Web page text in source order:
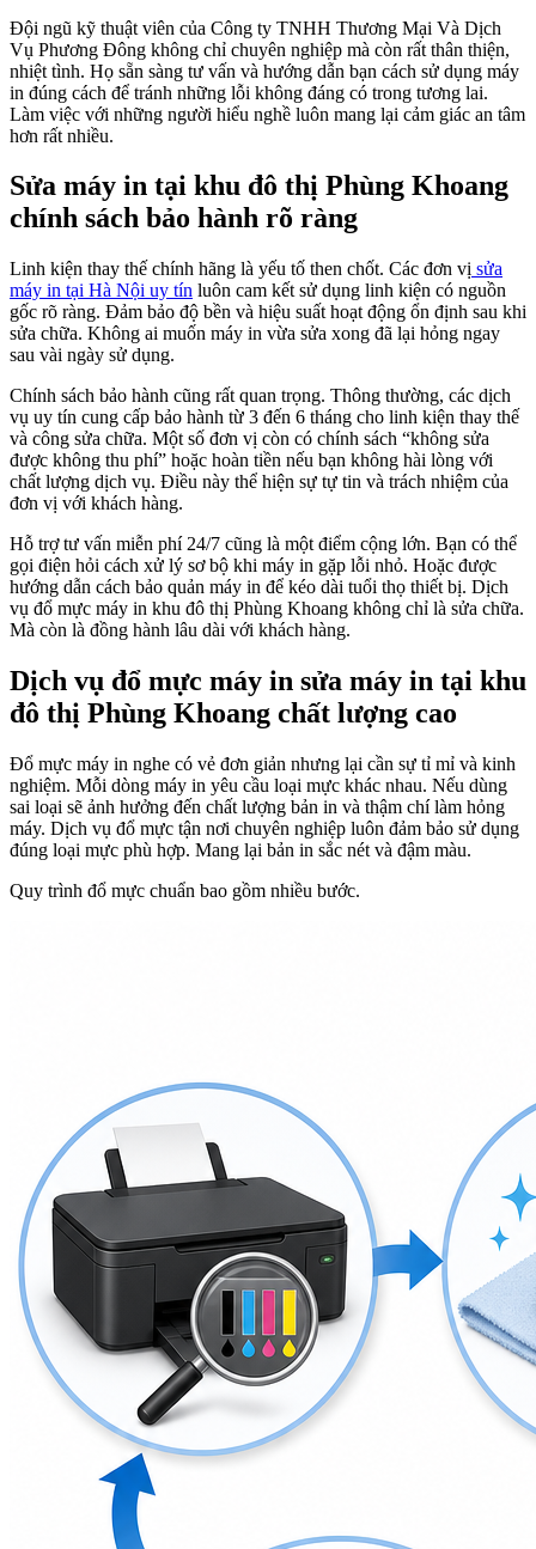
Đội ngũ kỹ thuật viên của Công ty TNHH Thương Mại Và Dịch
Vụ Phương Đông không chỉ chuyên nghiệp mà còn rất thân thiện,
nhiệt tình. Họ sẵn sàng tư vấn và hướng dẫn bạn cách sử dụng máy
in đúng cách để tránh những lỗi không đáng có trong tương lai.
Làm việc với những người hiểu nghề luôn mang lại cảm giác an tâm
hơn rất nhiều.
Sửa máy in tại khu đô thị Phùng Khoang
chính sách bảo hành rõ ràng
Linh kiện thay thế chính hãng là yếu tố then chốt. Các đơn vị sửa
máy in tại Hà Nội uy tín luôn cam kết sử dụng linh kiện có nguồn
gốc rõ ràng. Đảm bảo độ bền và hiệu suất hoạt động ổn định sau khi
sửa chữa. Không ai muốn máy in vừa sửa xong đã lại hỏng ngay
sau vài ngày sử dụng.
Chính sách bảo hành cũng rất quan trọng. Thông thường, các dịch
vụ uy tín cung cấp bảo hành từ 3 đến 6 tháng cho linh kiện thay thế
và công sửa chữa. Một số đơn vị còn có chính sách “không sửa
được không thu phí” hoặc hoàn tiền nếu bạn không hài lòng với
chất lượng dịch vụ. Điều này thể hiện sự tự tin và trách nhiệm của
đơn vị với khách hàng.
Hỗ trợ tư vấn miễn phí 24/7 cũng là một điểm cộng lớn. Bạn có thể
gọi điện hỏi cách xử lý sơ bộ khi máy in gặp lỗi nhỏ. Hoặc được
hướng dẫn cách bảo quản máy in để kéo dài tuổi thọ thiết bị. Dịch
vụ đổ mực máy in khu đô thị Phùng Khoang không chỉ là sửa chữa.
Mà còn là đồng hành lâu dài với khách hàng.
Dịch vụ đổ mực máy in sửa máy in tại khu
đô thị Phùng Khoang chất lượng cao
Đổ mực máy in nghe có vẻ đơn giản nhưng lại cần sự tỉ mỉ và kinh
nghiệm. Mỗi dòng máy in yêu cầu loại mực khác nhau. Nếu dùng
sai loại sẽ ảnh hưởng đến chất lượng bản in và thậm chí làm hỏng
máy. Dịch vụ đổ mực tận nơi chuyên nghiệp luôn đảm bảo sử dụng
đúng loại mực phù hợp. Mang lại bản in sắc nét và đậm màu.
Quy trình đổ mực chuẩn bao gồm nhiều bước.